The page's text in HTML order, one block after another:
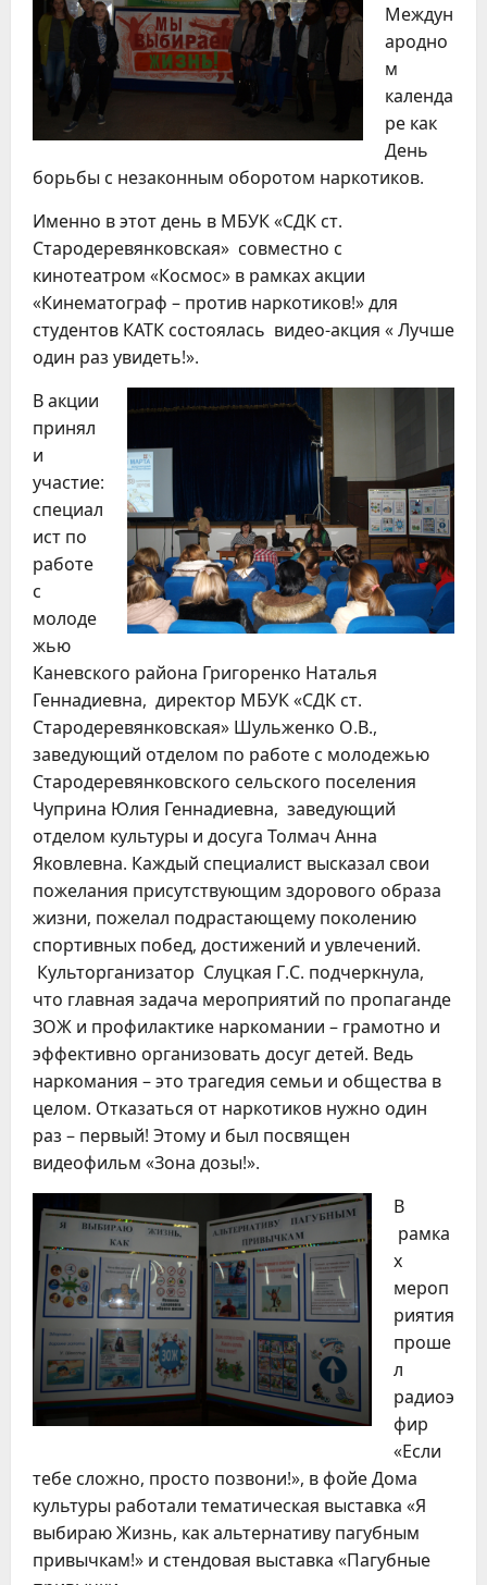
Междун
ародно
м
календа
ре как
День
борьбы с незаконным оборотом наркотиков.
Именно в этот день в МБУК «СДК ст.
Стародеревянковская» совместно с
кинотеатром «Космос» в рамках акции
«Кинематограф – против наркотиков!» для
студентов КАТК состоялась видео-акция « Лучше
один раз увидеть!».
В акции
принял
и
участие:
специал
ист по
работе
с
молоде
жью
Каневского района Григоренко Наталья
Геннадиевна, директор МБУК «СДК ст.
Стародеревянковская» Шульженко О.В.,
заведующий отделом по работе с молодежью
Стародеревянковского сельского поселения
Чуприна Юлия Геннадиевна, заведующий
отделом культуры и досуга Толмач Анна
Яковлевна. Каждый специалист высказал свои
пожелания присутствующим здорового образа
жизни, пожелал подрастающему поколению
спортивных побед, достижений и увлечений.
Культорганизатор Слуцкая Г.С. подчеркнула,
что главная задача мероприятий по пропаганде
ЗОЖ и профилактике наркомании – грамотно и
эффективно организовать досуг детей. Ведь
наркомания – это трагедия семьи и общества в
целом. Отказаться от наркотиков нужно один
раз – первый! Этому и был посвящен
видеофильм «Зона дозы!».
В
рамка
х
мероп
риятия
проше
л
радиоэ
фир
«Если
тебе сложно, просто позвони!», в фойе Дома
культуры работали тематическая выставка «Я
выбираю Жизнь, как альтернативу пагубным
привычкам!» и стендовая выставка «Пагубные